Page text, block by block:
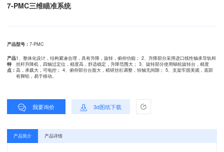
7-PMC三维瞄准系统
产品型号： 7-PMC
产品
特
点：
1、整体化设计，结构紧凑合理，具有升降，旋转，俯仰功能； 2、升降部分采用进口线性轴承导轨和
丝杆升降机，四轴过定位，精度高，舒适稳定，升降范围大； 3、旋转部分使用蜗轮旋转台，精度
高，承载大，可电控； 4、俯仰部分台面大，精研丝杠调整，转轴无间隙； 5、支架牢固美观，底部
有脚轮，易于移动。
我要询价 3d图纸下载
产品简介 产品详情